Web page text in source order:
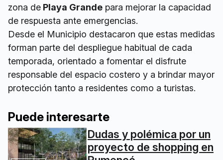
zona de Playa Grande para mejorar la capacidad
de respuesta ante emergencias.
Desde el Municipio destacaron que estas medidas
forman parte del despliegue habitual de cada
temporada, orientado a fomentar el disfrute
responsable del espacio costero y a brindar mayor
protección tanto a residentes como a turistas.
Puede interesarte
Dudas y polémica por un
proyecto de shopping en